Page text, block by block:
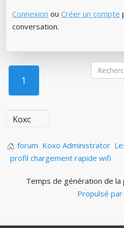
Connexion ou Créer un compte
conversation.
1
forum Koxo Administrator
profil chargement rapide wifi
Temps de génération de la
Propulsé par